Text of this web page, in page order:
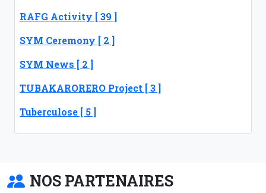
RAFG Activity [ 39 ]
SYM Ceremony [ 2 ]
SYM News [ 2 ]
TUBAKARORERO Project [ 3 ]
Tuberculose [ 5 ]
NOS PARTENAIRES